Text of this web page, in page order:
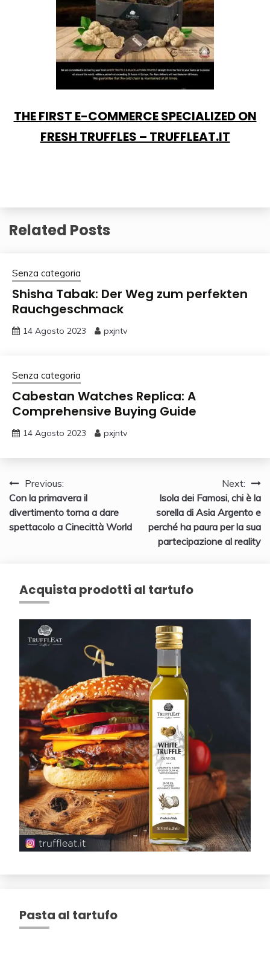
THE FIRST E-COMMERCE SPECIALIZED ON
FRESH TRUFFLES – TRUFFLEAT.IT
Related Posts
Senza categoria
Shisha Tabak: Der Weg zum perfekten
Rauchgeschmack
14 Agosto 2023 pxjntv
Senza categoria
Cabestan Watches Replica: A
Comprehensive Buying Guide
14 Agosto 2023 pxjntv
Navigazione
articoli
Previous:
Con la primavera il
divertimento torna a dare
spettacolo a Cinecittà World
Next:
Isola dei Famosi, chi è la
sorella di Asia Argento e
perché ha paura per la sua
partecipazione al reality
Acquista prodotti al tartufo
Pasta al tartufo